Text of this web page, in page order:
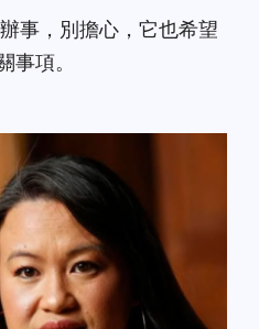
事，別擔心，它也希望
項。